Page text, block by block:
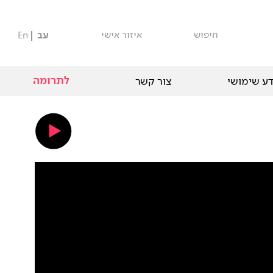
חיפוש איזור אישי עב En
שימושי צור קשר לתרומה